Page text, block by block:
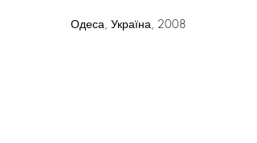
Одеса, Україна, 2008